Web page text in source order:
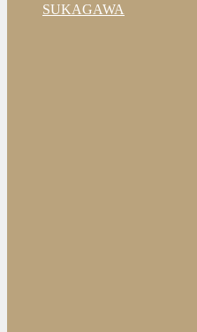
SUKAGAWA